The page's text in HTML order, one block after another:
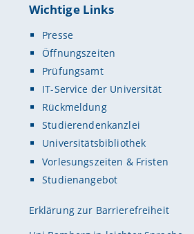
Wichtige Links
Presse
Öffnungszeiten
Prüfungsamt
IT-Service der Universität
Rückmeldung
Studierendenkanzlei
Universitätsbibliothek
Vorlesungszeiten & Fristen
Studienangebot
Erklärung zur Barrierefreiheit